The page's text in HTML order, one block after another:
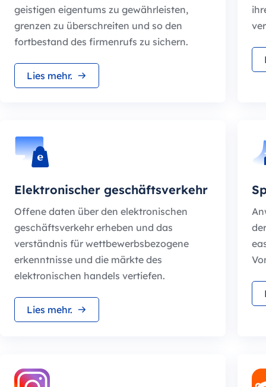
geistigen eigentums zu gewährleisten,
grenzen zu überschreiten und so den
fortbestand des firmenrufs zu sichern.
Lies mehr.
Elektronischer geschäftsverkehr
Offene daten über den elektronischen
geschäftsverkehr erheben und das
verständnis für wettbewerbsbezogene
erkenntnisse und die märkte des
elektronischen handels vertiefen.
Lies mehr.